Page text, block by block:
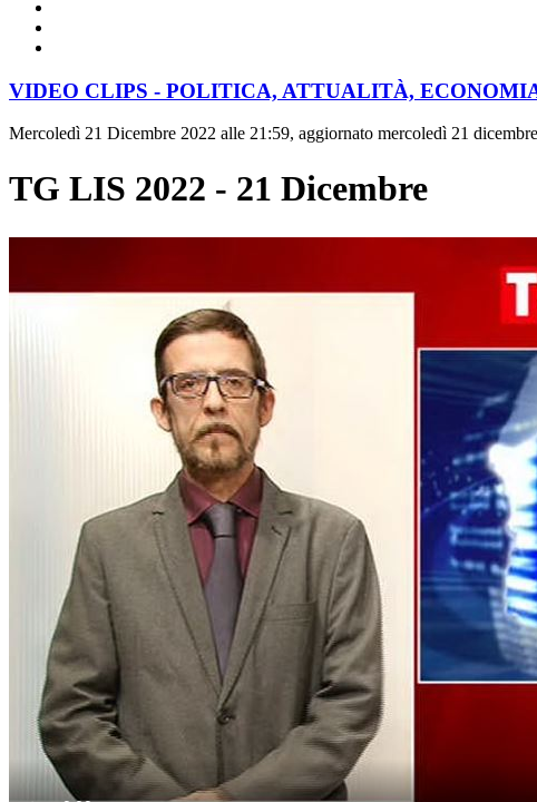
VIDEO CLIPS - POLITICA, ATTUALITÀ,
Mercoledì 21 Dicembre 2022 alle 21:59, aggiornato mercoledì 21
TG LIS 2022 - 21 Dicembre